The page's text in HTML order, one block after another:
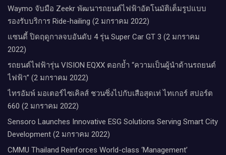
Waymo จับมือ Zeekr พัฒนารถยนต์ไฟฟ้าอัตโนมัติเต็มรูปแบบ
รองรับบริการ Ride-hailing (2 มกราคม 2022)
แซนดี้ ปิดฤดูกาลจบอันดับ 4 รุ่น Super Car GT 3 (2 มกราคม
2022)
รถยนต์ไฟฟ้ารุ่น VISION EQXX ตอกย้ำ “ความเป็นผู้นำด้านรถยนต์
ไฟฟ้า” (2 มกราคม 2022)
ไทรอัมพ์ มอเตอร์ไซเคิลส์ ชวนซิ่งไปกับเสือสุดเท่ ไทเกอร์ สปอร์ต
660 (2 มกราคม 2022)
Sensoro Launches Innovative ESG Solutions Serving Smart City
Development (2 มกราคม 2022)
CMMU Thailand Reinforces World-class ‘Management’